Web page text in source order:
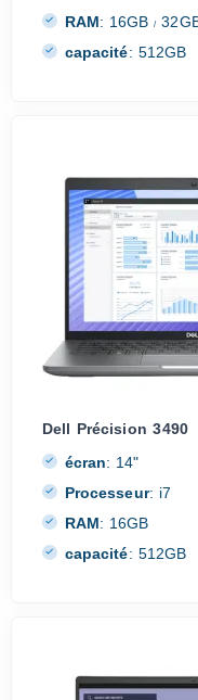
RAM: 16GB/
capacité: 512GB
Dell Précision 3490
écran: 14"
Processeur: i7
RAM: 16GB
capacité: 512GB